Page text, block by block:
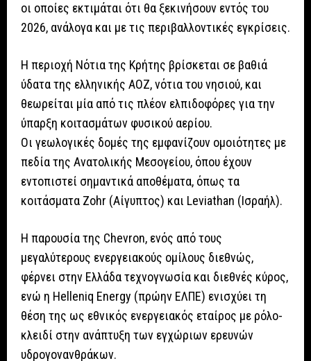
οι οποίες εκτιμάται ότι θα ξεκινήσουν εντός του
2026, ανάλογα και με τις περιβαλλοντικές εγκρίσεις.
Η περιοχή Νότια της Κρήτης βρίσκεται σε βαθιά
ύδατα της ελληνικής ΑΟΖ, νότια του νησιού, και
θεωρείται μία από τις πλέον ελπιδοφόρες για την
ύπαρξη κοιτασμάτων φυσικού αερίου.
Οι γεωλογικές δομές της εμφανίζουν ομοιότητες με
πεδία της Ανατολικής Μεσογείου, όπου έχουν
εντοπιστεί σημαντικά αποθέματα, όπως τα
κοιτάσματα Zohr (Αίγυπτος) και Leviathan (Ισραήλ).
Η παρουσία της Chevron, ενός από τους
μεγαλύτερους ενεργειακούς ομίλους διεθνώς,
φέρνει στην Ελλάδα τεχνογνωσία και διεθνές κύρος,
ενώ η Helleniq Energy (πρώην ΕΛΠΕ) ενισχύει τη
θέση της ως εθνικός ενεργειακός εταίρος με ρόλο-
κλειδί στην ανάπτυξη των εγχώριων ερευνών
υδρογονανθράκων.